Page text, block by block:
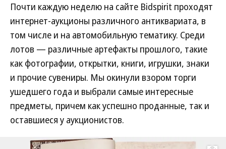
Почти каждую неделю на сайте Bidspirit проходят
интернет-аукционы различного антиквариата, в
том числе и на автомобильную тематику. Среди
лотов — различные артефакты прошлого, такие
как фотографии, открытки, книги, игрушки, знаки
и прочие сувениры. Мы окинули взором торги
ушедшего года и выбрали самые интересные
предметы, причем как успешно проданные, так и
оставшиеся у аукционистов.